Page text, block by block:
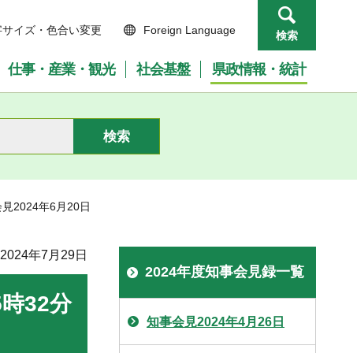
イズ・色合い変更 Foreign Language 検索
仕事・産業・観光 社会基盤 県政情報・統計
2024年6月20日
年7月29日
32分
2024年度知事会見録一覧
知事会見2024年4月26日